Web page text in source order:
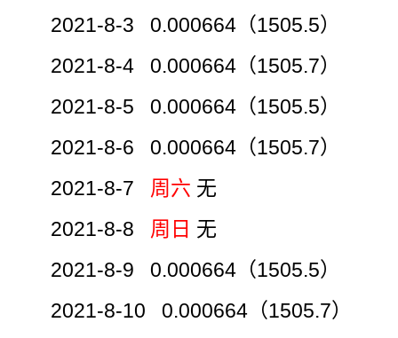
2021-8-3 0.000664（1505.5）
2021-8-4 0.000664（1505.7）
2021-8-5 0.000664（1505.5）
2021-8-6 0.000664（1505.7）
2021-8-7 周六 无
2021-8-8 周日 无
2021-8-9 0.000664（1505.5）
2021-8-10 0.000664（1505.7）